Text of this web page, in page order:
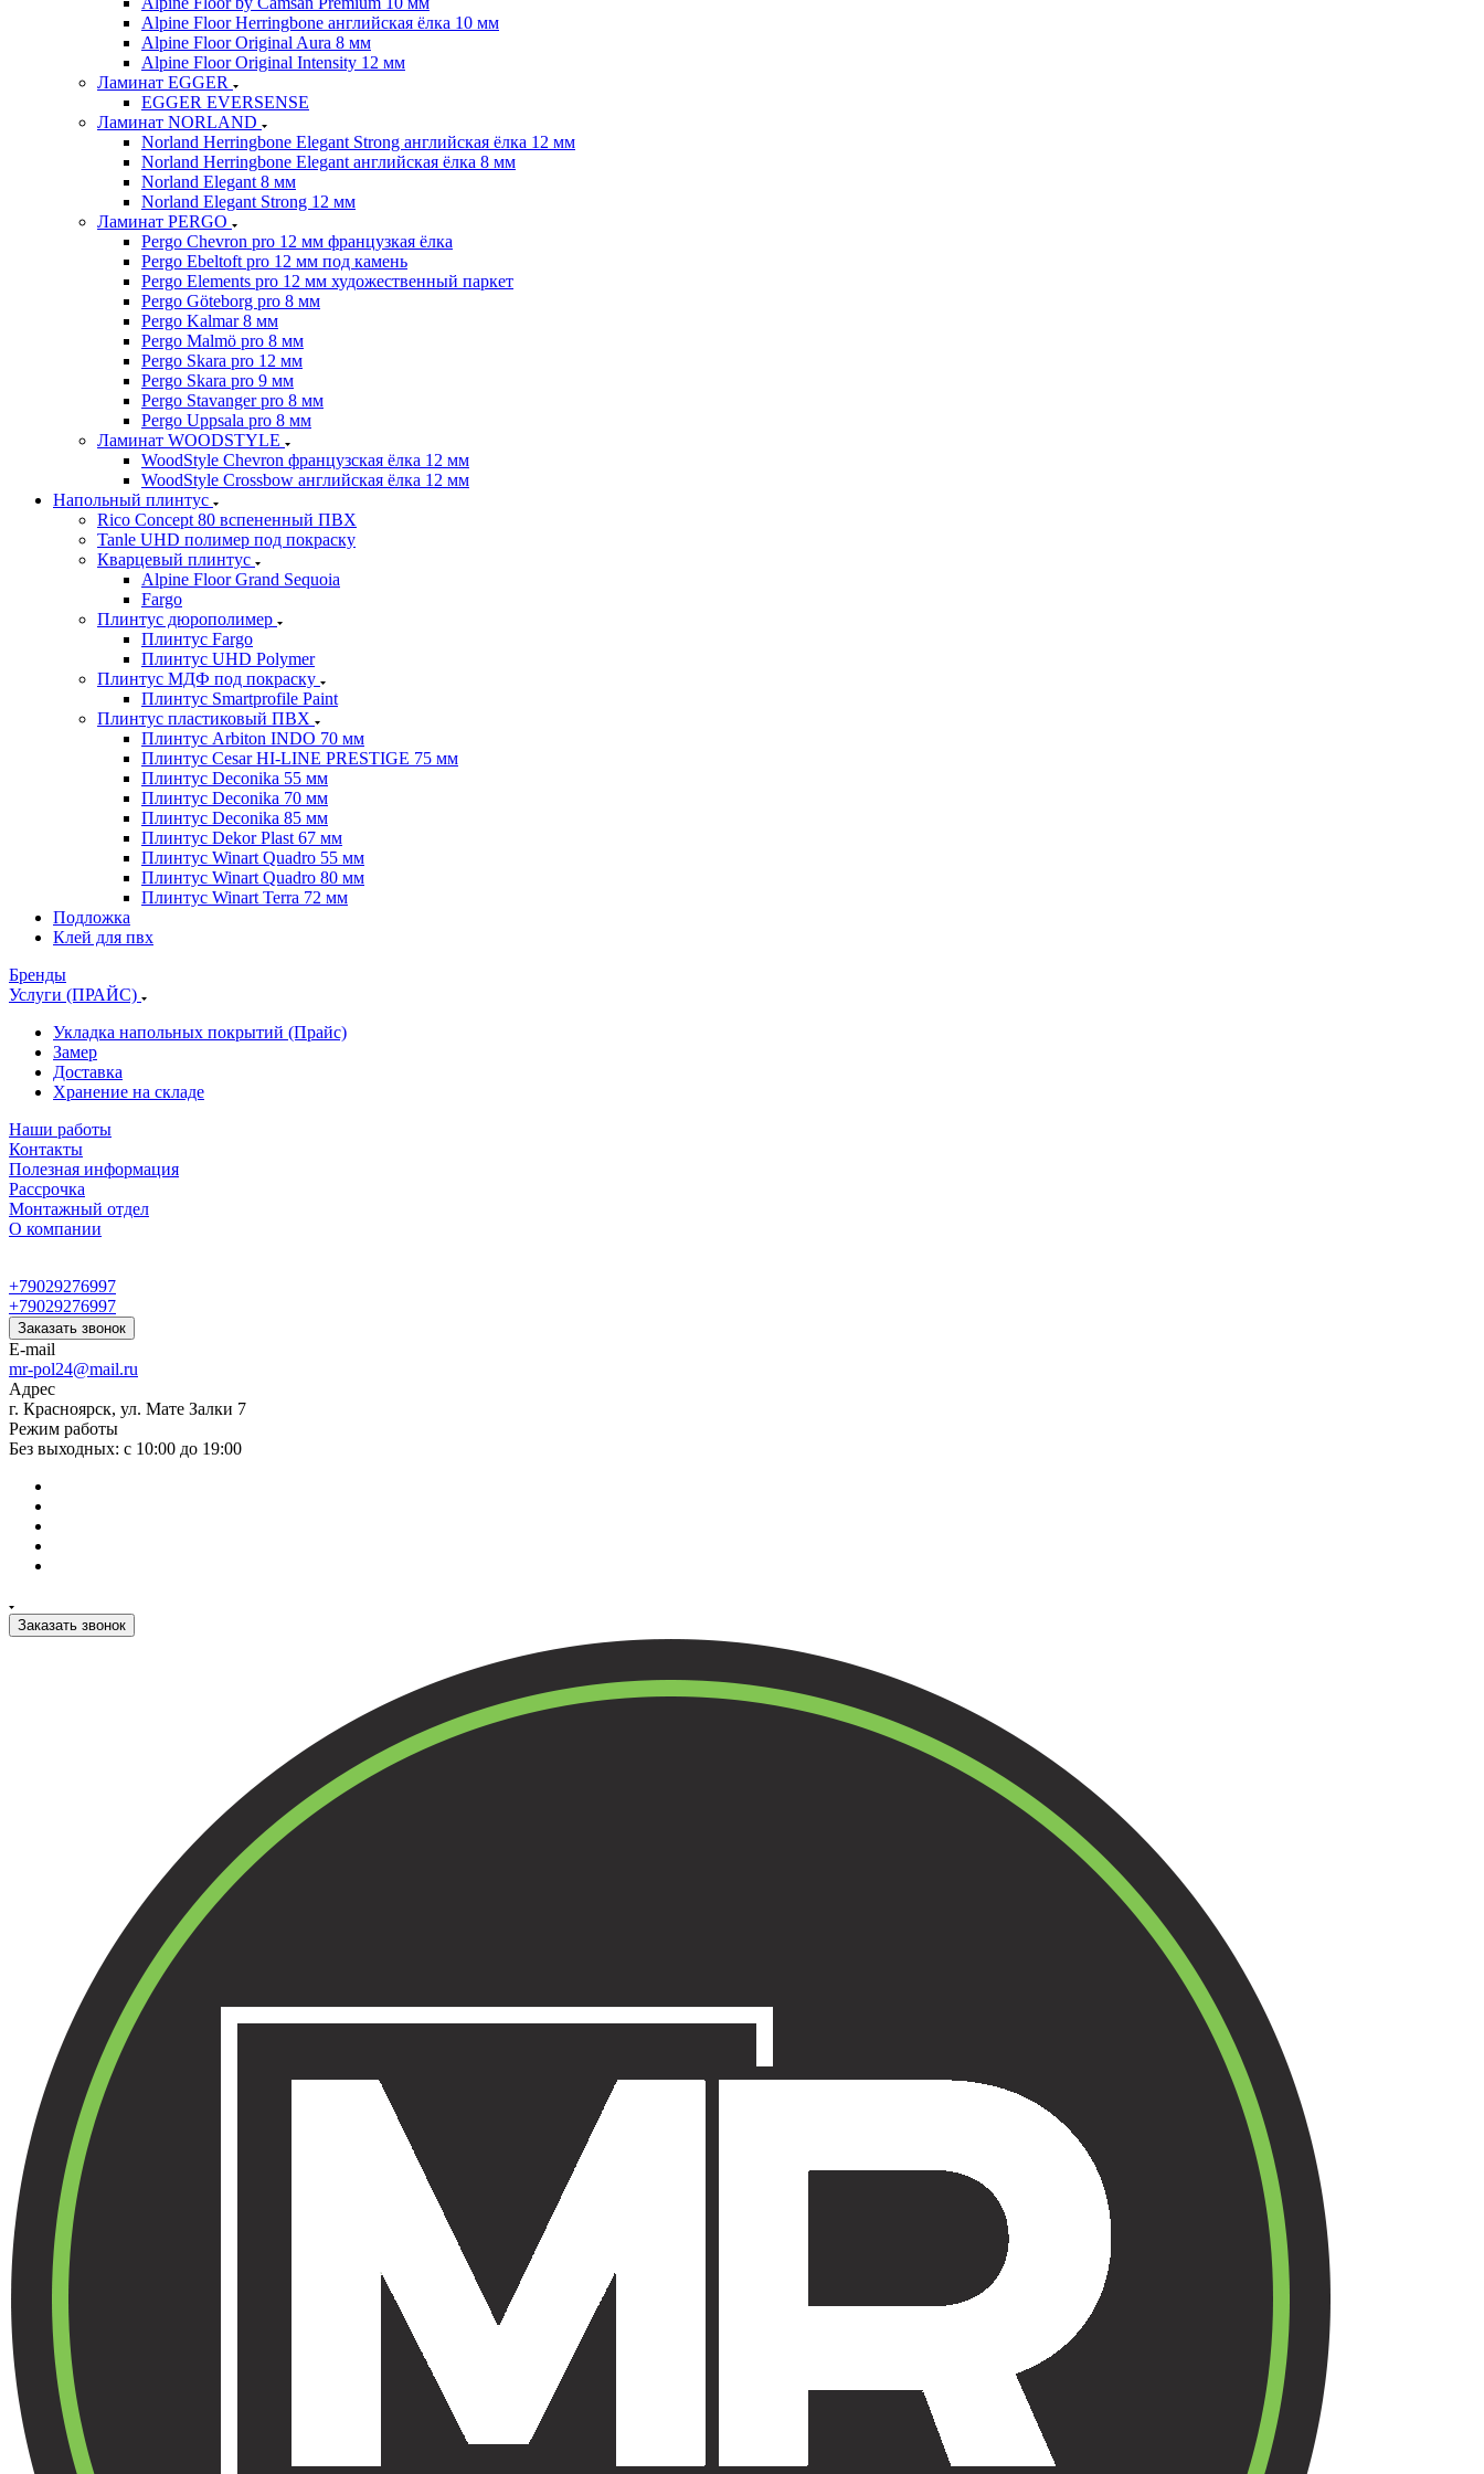
Alpine Floor Herringbone английская ёлка 10 мм
Alpine Floor Original Aura 8 мм
Alpine Floor Original Intensity 12 мм
Ламинат EGGER
EGGER EVERSENSE
Ламинат NORLAND
Norland Herringbone Elegant Strong английская ёлка 12 мм
Norland Herringbone Elegant английская ёлка 8 мм
Norland Elegant 8 мм
Norland Elegant Strong 12 мм
Ламинат PERGO
Pergo Chevron pro 12 мм французкая ёлка
Pergo Ebeltoft pro 12 мм под камень
Pergo Elements pro 12 мм художественный паркет
Pergo Göteborg pro 8 мм
Pergo Kalmar 8 мм
Pergo Malmö pro 8 мм
Pergo Skara pro 12 мм
Pergo Skara pro 9 мм
Pergo Stavanger pro 8 мм
Pergo Uppsala pro 8 мм
Ламинат WOODSTYLE
WoodStyle Chevron французская ёлка 12 мм
WoodStyle Crossbow английская ёлка 12 мм
Напольный плинтус
Rico Concept 80 вспененный ПВХ
Tanle UHD полимер под покраску
Кварцевый плинтус
Alpine Floor Grand Sequoia
Fargo
Плинтус дюрополимер
Плинтус Fargo
Плинтус UHD Polymer
Плинтус МДФ под покраску
Плинтус Smartprofile Paint
Плинтус пластиковый ПВХ
Плинтус Arbiton INDO 70 мм
Плинтус Cesar HI-LINE PRESTIGE 75 мм
Плинтус Deconika 55 мм
Плинтус Deconika 70 мм
Плинтус Deconika 85 мм
Плинтус Dekor Plast 67 мм
Плинтус Winart Quadro 55 мм
Плинтус Winart Quadro 80 мм
Плинтус Winart Terra 72 мм
Подложка
Клей для пвх
Бренды
Услуги (ПРАЙС)
Укладка напольных покрытий (Прайс)
Замер
Доставка
Хранение на складе
Наши работы
Контакты
Полезная информация
Рассрочка
Монтажный отдел
О компании
+79029276997
+79029276997
Заказать звонок
E-mail
mr-pol24@mail.ru
Адрес
г. Красноярск, ул. Мате Залки 7
Режим работы
Без выходных: с 10:00 до 19:00
Заказать звонок